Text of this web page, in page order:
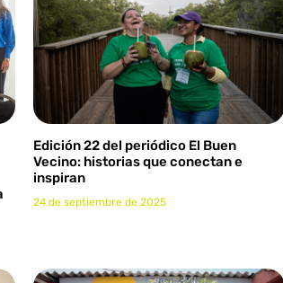
Edición 22 del periódico El Buen
Vecino: historias que conectan e
inspiran
24 de septiembre de 2025